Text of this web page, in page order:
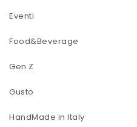
Eventi
Food&Beverage
Gen Z
Gusto
HandMade in Italy